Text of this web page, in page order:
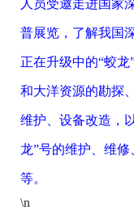
人员受邀走进国家
普展览，了解我国
正在升级中的“蛟
和大洋资源的勘探
维护、设备改造，
龙”号的维护、维
等。
\n